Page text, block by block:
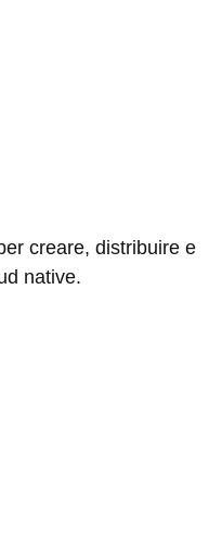
creare, distribuire e
native.